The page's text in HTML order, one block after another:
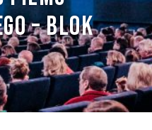
– BLOK
NAN